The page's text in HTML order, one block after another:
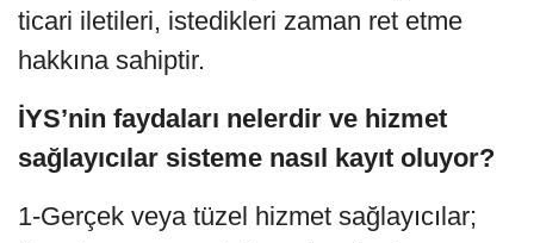
ticari iletileri, istedikleri zaman ret etme
hakkına sahiptir.
İYS’nin faydaları nelerdir ve hizmet
sağlayıcılar sisteme nasıl kayıt oluyor?
1-Gerçek veya tüzel hizmet sağlayıcılar;